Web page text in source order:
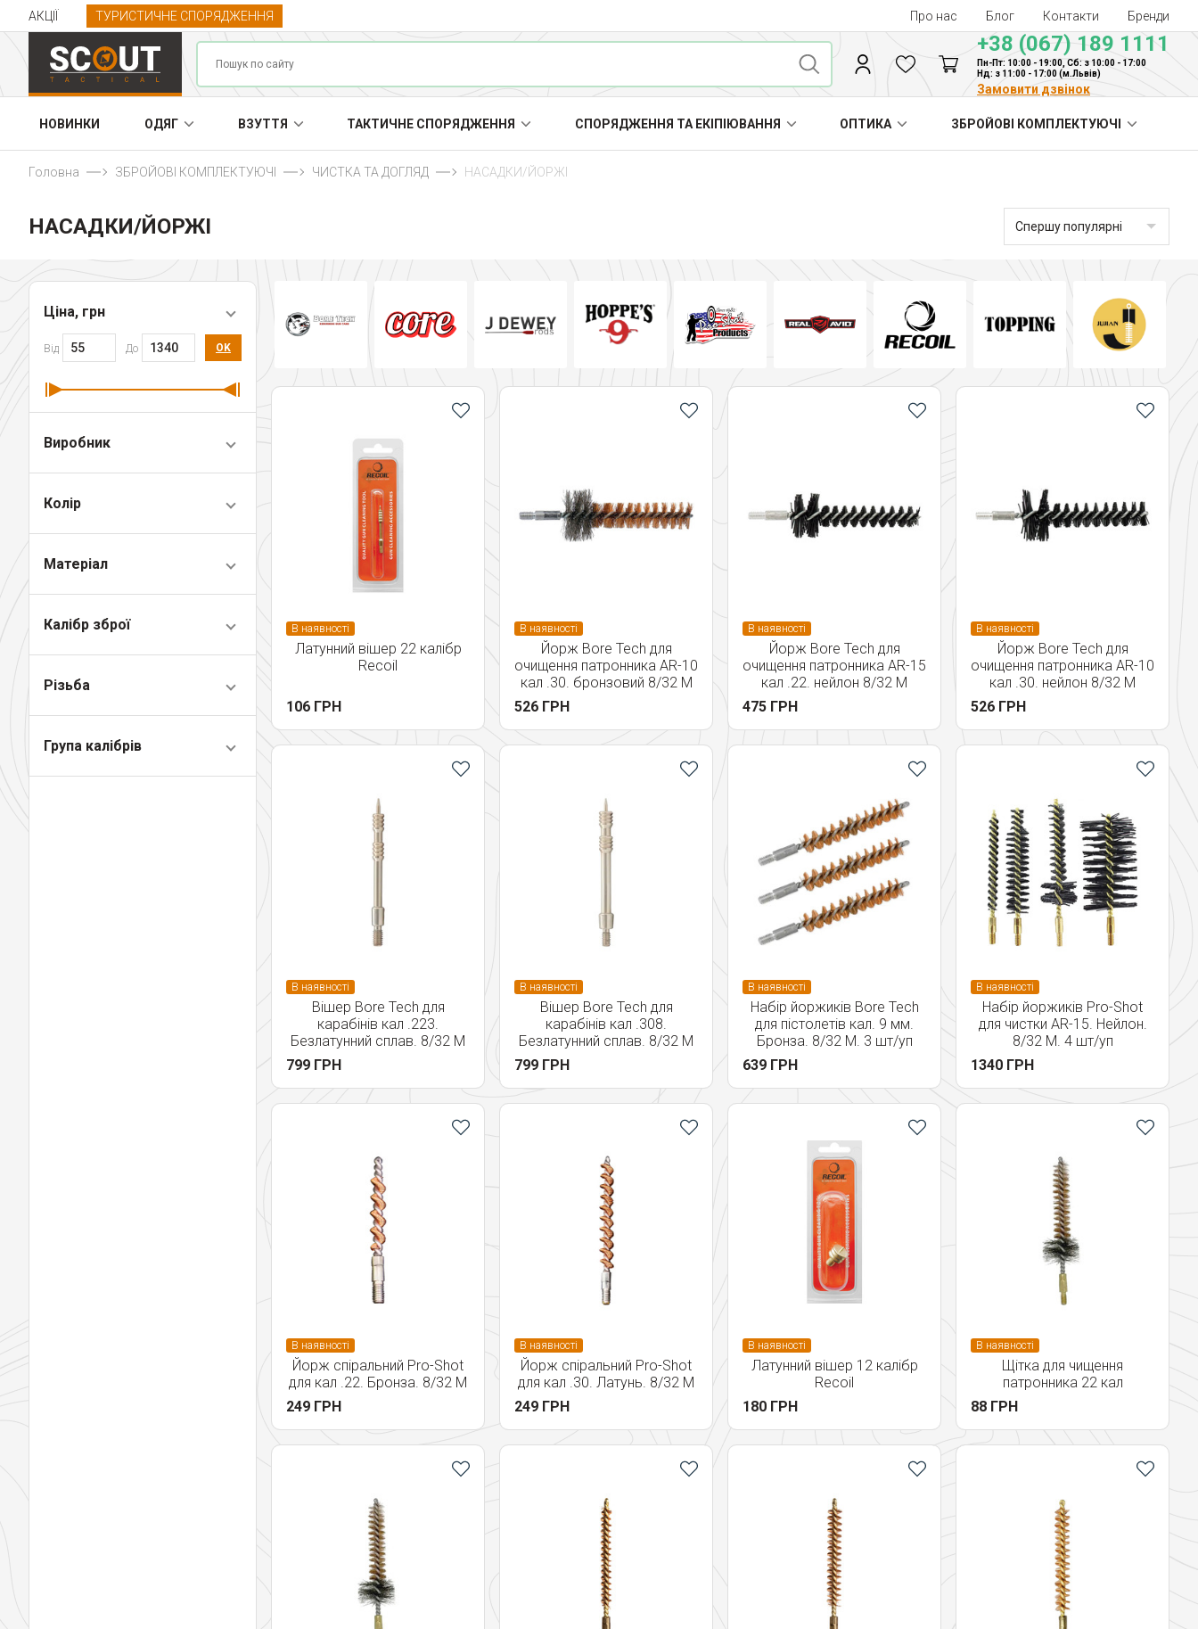
АКЦІЇ ТУРИСТИЧНЕ СПОРЯДЖЕННЯ Про нас Блог Контакти Бренди
+38 (067) 189 1111
Пн-Пт: 10:00 - 19:00, Сб: з 10:00 - 17:00
Нд: з 11:00 - 17:00 (м.Львів)
Замовити дзвінок
НОВИНКИ ОДЯГ ВЗУТТЯ ТАКТИЧНЕ СПОРЯДЖЕННЯ СПОРЯДЖЕННЯ ТА ЕКІПІЮВАННЯ ОПТИКА ЗБРОЙОВІ КОМПЛЕКТУЮЧІ
Головна ЗБРОЙОВІ КОМПЛЕКТУЮЧІ ЧИСТКА ТА ДОГЛЯД НАСАДКИ/ЙОРЖІ
НАСАДКИ/ЙОРЖІ Спершу популярні
Ціна, грн
Від До OK
Виробник
Колір
Матеріал
Калібр зброї
Різьба
Група калібрів
В наявності
Латунний вішер 22 калібр
Recoil
106 ГРН
В наявності
Йорж Bore Tech для
очищення патронника AR-10
кал .30. бронзовий 8/32 M
526 ГРН
В наявності
Йорж Bore Tech для
очищення патронника AR-15
кал .22. нейлон 8/32 M
475 ГРН
В наявності
Йорж Bore Tech для
очищення патронника AR-10
кал .30. нейлон 8/32 M
526 ГРН
В наявності
Вішер Bore Tech для
карабінів кал .223.
Безлатунний сплав. 8/32 M
799 ГРН
В наявності
Вішер Bore Tech для
карабінів кал .308.
Безлатунний сплав. 8/32 M
799 ГРН
В наявності
Набір йоржиків Bore Tech
для пістолетів кал. 9 мм.
Бронза. 8/32 M. 3 шт/уп
639 ГРН
В наявності
Набір йоржиків Pro-Shot
для чистки AR-15. Нейлон.
8/32 M. 4 шт/уп
1340 ГРН
В наявності
Йорж спіральний Pro-Shot
для кал .22. Бронза. 8/32 M
249 ГРН
В наявності
Йорж спіральний Pro-Shot
для кал .30. Латунь. 8/32 M
249 ГРН
В наявності
Латунний вішер 12 калібр
Recoil
180 ГРН
В наявності
Щітка для чищення
патронника 22 кал
88 ГРН